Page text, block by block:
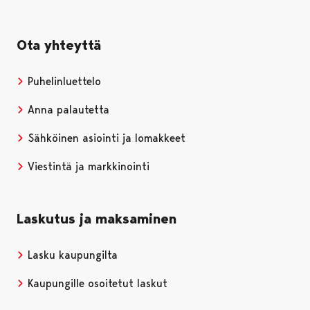
Ota yhteyttä
Puhelinluettelo
Anna palautetta
Sähköinen asiointi ja lomakkeet
Viestintä ja markkinointi
Laskutus ja maksaminen
Lasku kaupungilta
Kaupungille osoitetut laskut